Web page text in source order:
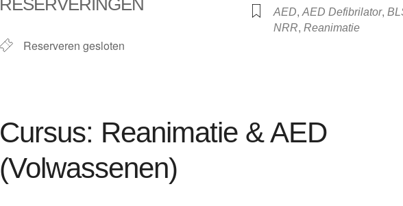
Reserveren gesloten
AED,AED Defibrilator,
NRR, Reanimatie
Cursus: Reanimatie & AED
(Volwassenen)